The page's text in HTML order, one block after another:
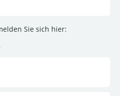
Sie sich hier: